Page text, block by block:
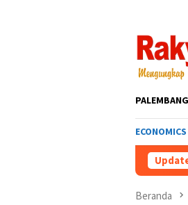
PALEMBANG
Bukan Dipecat,
Beranda